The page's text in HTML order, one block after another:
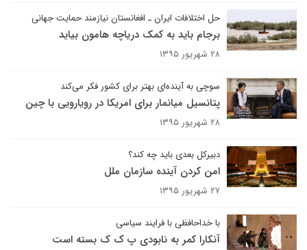
حل اختلافات ایران ـ افغانستان نیازمند حمایت جهانی
برجام باید به کمک دریاچه هامون بیاید
۲۸ شهریور ۱۳۹۵
سوچی به آینده‌ای بهتر برای کشور فکر می‌کند
پتانسیل میانمار برای امریکا در رویارویی با چین
۲۸ شهریور ۱۳۹۵
دبیرکل بعدی باید چه کند؟
امن کردن آینده سازمان ملل
۲۷ شهریور ۱۳۹۵
با خداحافظی با فرایند سیاسی
آنکارا کمر به نابودی پ ک ک بسته است